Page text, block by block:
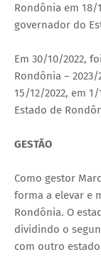
Rondônia em 18/
governador do
Em 30/10/2022,
Rondônia –
15/12/2022, em
Estado de
GESTÃO
Como gestor
forma a elevar e
Rondônia. O
dividindo o
com outro